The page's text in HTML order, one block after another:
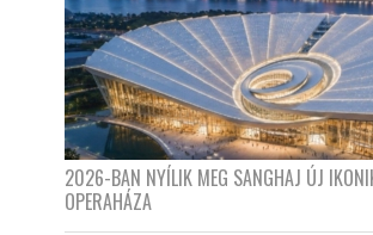
2026-BAN NYÍLIK MEG SANGHAJ ÚJ
OPERAHÁZA